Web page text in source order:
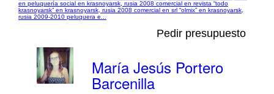
en peluquería social en krasnoyarsk, rusia 2008 comercial en revista “todo
krasnoyarsk” en krasnoyarsk, rusia 2008 comercial en srl “olmix” en krasnoyarsk,
rusia 2009-2010 peluquera e...
Pedir presupuesto
María Jesús Portero
Barcenilla